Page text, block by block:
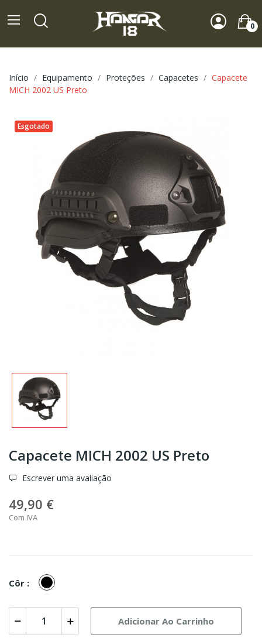
0
Início Equipamento Proteções Capacetes
Capacete
MICH 2002 US Preto
Esgotado
Capacete MICH 2002 US Preto
Escrever uma avaliação
49,90 €
Com IVA
Côr : Preto
Adicionar Ao Carrinho